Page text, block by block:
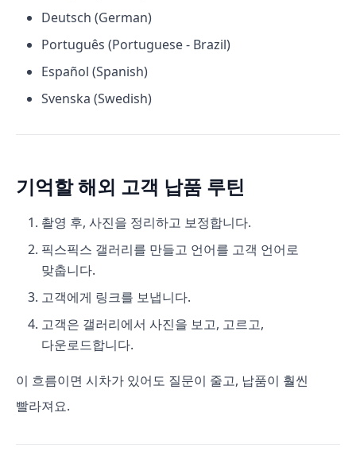
Deutsch (German)
Português (Portuguese - Brazil)
Español (Spanish)
Svenska (Swedish)
기억할 해외 고객 납품 루틴
촬영 후, 사진을 정리하고 보정합니다.
픽스픽스 갤러리를 만들고 언어를 고객 언어로
맞춥니다.
고객에게 링크를 보냅니다.
고객은 갤러리에서 사진을 보고, 고르고,
다운로드합니다.
이 흐름이면 시차가 있어도 질문이 줄고, 납품이 훨씬
빨라져요.